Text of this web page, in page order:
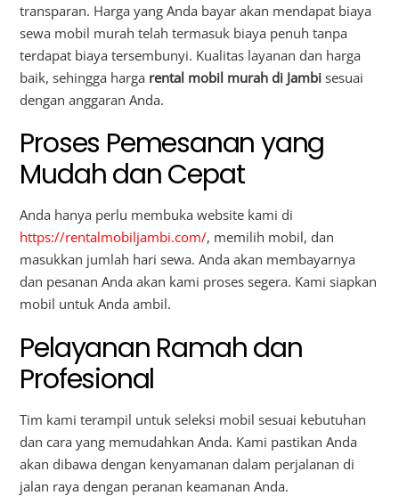
transparan. Harga yang Anda bayar akan mendapat biaya
sewa mobil murah telah termasuk biaya penuh tanpa
terdapat biaya tersembunyi. Kualitas layanan dan harga
baik, sehingga harga rental mobil murah di Jambi sesuai
dengan anggaran Anda.
Proses Pemesanan yang
Mudah dan Cepat
Anda hanya perlu membuka website kami di
https://rentalmobiljambi.com/, memilih mobil, dan
masukkan jumlah hari sewa. Anda akan membayarnya
dan pesanan Anda akan kami proses segera. Kami siapkan
mobil untuk Anda ambil.
Pelayanan Ramah dan
Profesional
Tim kami terampil untuk seleksi mobil sesuai kebutuhan
dan cara yang memudahkan Anda. Kami pastikan Anda
akan dibawa dengan kenyamanan dalam perjalanan di
jalan raya dengan peranan keamanan Anda.